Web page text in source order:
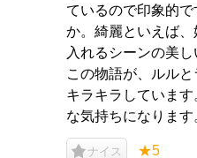
ているので印象的
か。綺麗といえば
入れるシーンの美
この物語が、ルル
キラキラしていま
な気持ちになります
ナイス ★5